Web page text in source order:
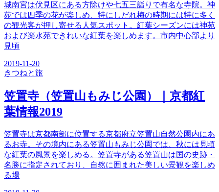
城南宮は伏見区にある方除けや七五三詣りで有名な寺院。神
苑では四季の花が楽しめ、特にしだれ梅の時期には特に多く
の観光客が押し寄せる人気スポット。紅葉シーズンには神苑
および楽水苑できれいな紅葉を楽しめます。市内中心部より
見頃
2019-11-20
きつねと旅
笠置寺（笠置山もみじ公園）｜京都紅
葉情報2019
笠置寺は京都南部に位置する京都府立笠置山自然公園内にあ
るお寺。その境内にある笠置山もみじ公園では、秋には見頃
な紅葉の風景を楽しめる。笠置寺がある笠置山は国の史跡・
名勝に指定されており、自然に囲まれた美しい景観を楽しめ
る場